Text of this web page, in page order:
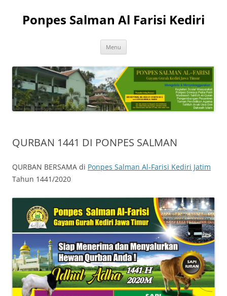
content
Ponpes Salman Al Farisi Kediri
Menu
QURBAN 1441 DI PONPES SALMAN
QURBAN BERSAMA di Ponpes Salman Al-Farisi Kediri Jatim
Tahun 1441/2020